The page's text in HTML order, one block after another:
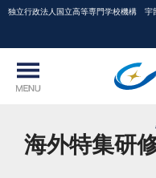
独立行政法人国立高等専門学校機構 宇
海外特集研